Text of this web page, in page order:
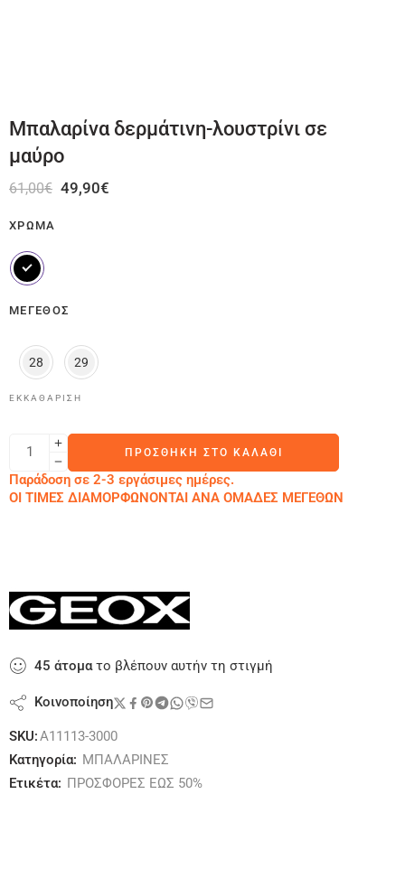
Μπαλαρίνα δερμάτινη-λουστρίνι σε
μαύρο
61,00€ 49,90€
ΧΡΏΜΑ
ΜΈΓΕΘΟΣ
28 29
ΕΚΚΑΘΆΡΙΣΗ
ΠΡΟΣΘΉΚΗ ΣΤΟ ΚΑΛΆΘΙ
Παράδοση σε 2-3 εργάσιμες ημέρες.
ΟΙ ΤΙΜΕΣ ΔΙΑΜΟΡΦΩΝΟΝΤΑΙ ΑΝΑ ΟΜΑΔΕΣ ΜΕΓΕΘΩΝ
45 άτοματο βλέπουν αυτήν τη στιγμή
Κοινοποίηση
SKU:A11113-3000
Κατηγορία: ΜΠΑΛΑΡΙΝΕΣ
Ετικέτα: ΠΡΟΣΦΟΡΕΣ ΕΩΣ 50%